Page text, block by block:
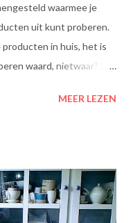
waarmee je
uit kunt proberen.
in huis, het is
waard, nietwaar? Dit
moment dat heerlijk
koolzaadolie. Het bevat
en bloedvaten. Omega's 3
MEER LEZEN